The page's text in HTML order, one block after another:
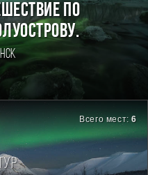
ПО
Всего мест:6